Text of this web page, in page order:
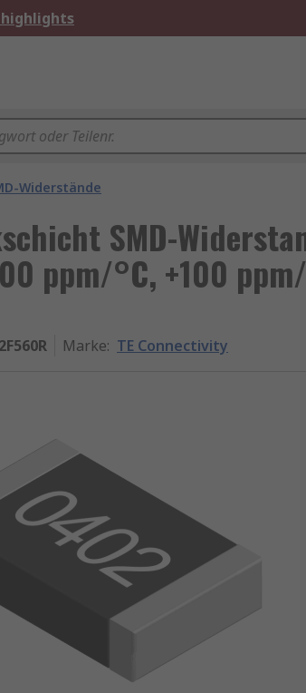
Widerstände
SMD-
ppm/°C, +100
Marke: TE Connectivity